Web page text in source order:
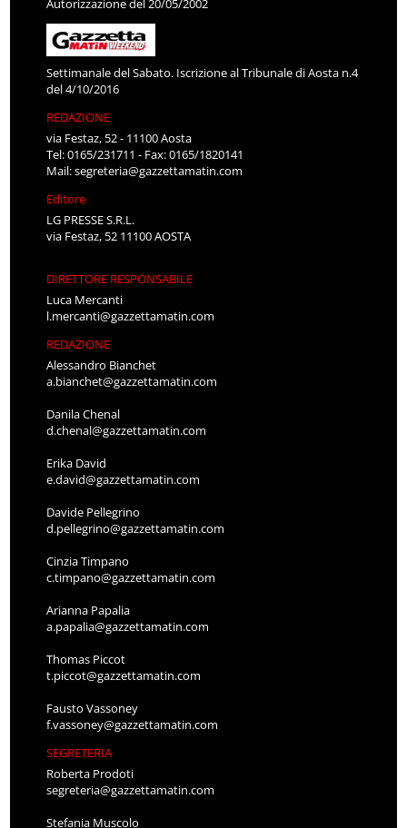
Autorizzazione del 20/05/2002
Settimanale del Sabato. Iscrizione al Tribunale di Aosta n.4
del 4/10/2016
REDAZIONE
via Festaz, 52 - 11100 Aosta
Tel: 0165/231711 - Fax: 0165/1820141
Mail:segreteria@gazzettamatin.com
Editore
LG PRESSE S.R.L.
via Festaz, 52 11100 AOSTA
DIRETTORE RESPONSABILE
Luca Mercanti
l.mercanti@gazzettamatin.com
REDAZIONE
Alessandro Bianchet
a.bianchet@gazzettamatin.com
Danila Chenal
d.chenal@gazzettamatin.com
Erika David
e.david@gazzettamatin.com
Davide Pellegrino
d.pellegrino@gazzettamatin.com
Cinzia Timpano
c.timpano@gazzettamatin.com
Arianna Papalia
a.papalia@gazzettamatin.com
Thomas Piccot
t.piccot@gazzettamatin.com
Fausto Vassoney
f.vassoney@gazzettamatin.com
SEGRETERIA
Roberta Prodoti
segreteria@gazzettamatin.com
Stefania Muscolo